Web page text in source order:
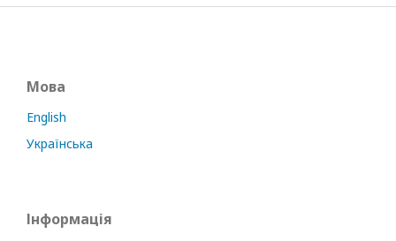
Мова
English
Українська
Інформація